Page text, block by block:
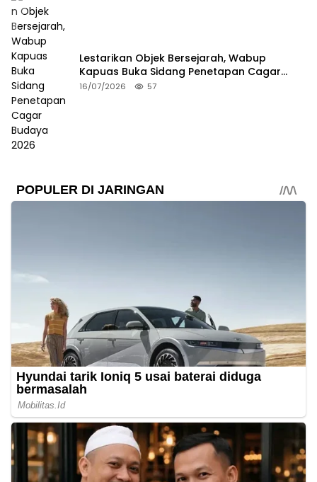
Lestarikan Objek Bersejarah, Wabup
Kapuas Buka Sidang Penetapan Cagar
Budaya 2026
16/07/2026 57